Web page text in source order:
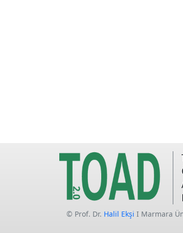
© Prof. Dr. Halil Ekşi I Marmara